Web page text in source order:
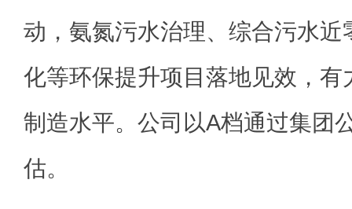
动，氨氮污水治理、综合污水近
化等环保提升项目落地见效，有
制造水平。公司以A档通过集团
估。